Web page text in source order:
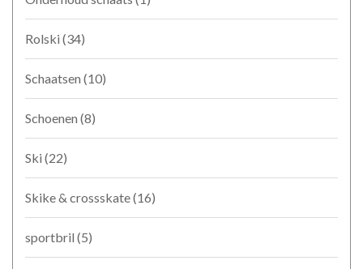
Rolski (34)
Schaatsen (10)
Schoenen (8)
Ski (22)
Skike & crossskate(16)
sportbril (5)